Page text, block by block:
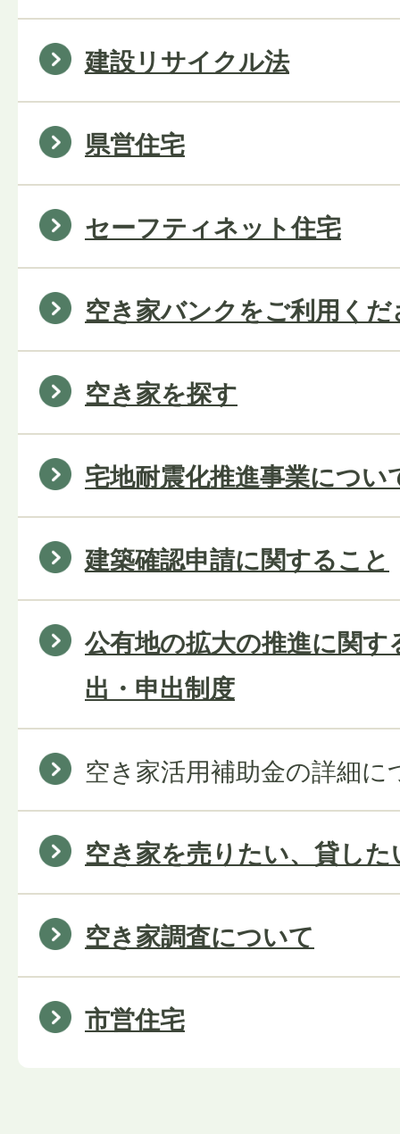
建設リサイクル法
県営住宅
セーフティネット住宅
空き家バンクをご利用く
空き家を探す
宅地耐震化推進事業につい
建築確認申請に関すること
公有地の拡大の推進に関
出・申出制度
空き家活用補助金の詳細に
空き家を売りたい、貸した
空き家調査について
市営住宅